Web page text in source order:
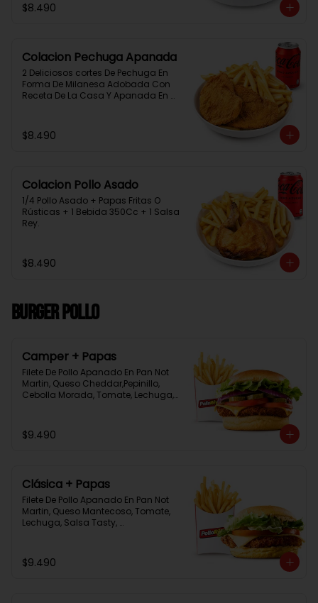
$8.490
Colacion Pechuga Apanada
2 Deliciosos cortes De Pechuga En
Forma De Milanesa Adobada Con
Receta De La Casa Y Apanada En
$8.490
Colacion Pollo Asado
1/4 Pollo Asado + Papas Fritas O
Rústicas + 1 Bebida 350Cc + 1 Salsa
Rey.
$8.490
Burger Pollo
Camper + Papas
Filete De Pollo Apanado En Pan Not
Martin, Queso Cheddar,Pepinillo,
Cebolla Morada, Tomate, Lechuga,
$9.490
Clásica + Papas
Filete De Pollo Apanado En Pan Not
Martin, Queso Mantecoso, Tomate,
Lechuga, Salsa Tasty,
$9.490